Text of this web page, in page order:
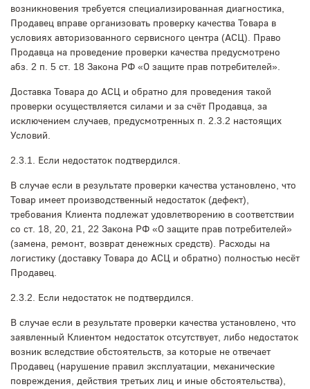
возникновения требуется специализированная диагностика,
Продавец вправе организовать проверку качества Товара в
условиях авторизованного сервисного центра (АСЦ). Право
Продавца на проведение проверки качества предусмотрено
абз. 2 п. 5 ст. 18 Закона РФ «О защите прав потребителей».
Доставка Товара до АСЦ и обратно для проведения такой
проверки осуществляется силами и за счёт Продавца, за
исключением случаев, предусмотренных п. 2.3.2 настоящих
Условий.
2.3.1. Если недостаток подтвердился.
В случае если в результате проверки качества установлено, что
Товар имеет производственный недостаток (дефект),
требования Клиента подлежат удовлетворению в соответствии
со ст. 18, 20, 21, 22 Закона РФ «О защите прав потребителей»
(замена, ремонт, возврат денежных средств). Расходы на
логистику (доставку Товара до АСЦ и обратно) полностью несёт
Продавец.
2.3.2. Если недостаток не подтвердился.
В случае если в результате проверки качества установлено, что
заявленный Клиентом недостаток отсутствует, либо недостаток
возник вследствие обстоятельств, за которые не отвечает
Продавец (нарушение правил эксплуатации, механические
повреждения, действия третьих лиц и иные обстоятельства),